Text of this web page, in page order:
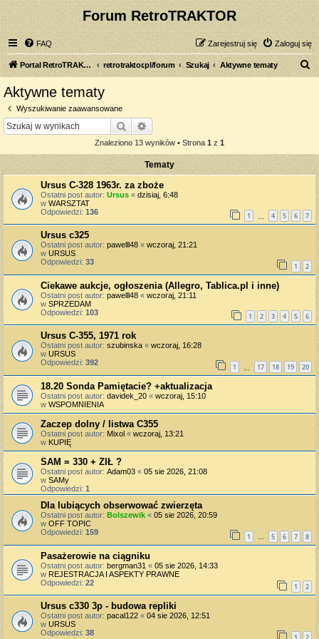
Forum RetroTRAKTOR
FAQ Zaloguj się
Zarejestruj się
Portal RetroTRAKTOR.pl retrotraktor.pl/forum Szukaj Aktywne tematy
Aktywne tematy
Wyszukiwanie zaawansowane
Szukaj
Znaleziono 13 wyników • Strona 1 z 1
Tematy
Ursus C-328 1963r. za zboże
Ostatni post autor: Ursus « dzisiaj, 6:48
w WARSZTAT
Odpowiedzi: 136 1 4 5 6 7
Ursus c325
Ostatni post autor: pawelll48 « wczoraj, 21:21
w URSUS
Odpowiedzi: 33 1 2
Ciekawe aukcje, ogłoszenia (Allegro, Tablica.pl i inne)
Ostatni post autor: pawelll48 « wczoraj, 21:11
w SPRZEDAM
Odpowiedzi: 103 1 2 3 4 5 6
Ursus C-355, 1971 rok
Ostatni post autor: szubinska « wczoraj, 16:28
w URSUS
Odpowiedzi: 392 1 17 18 19 20
18.20 Sonda Pamiętacie? +aktualizacja
Ostatni post autor: davidek_20 « wczoraj, 15:10
w WSPOMNIENIA
Zaczep dolny / listwa C355
Ostatni post autor: Mixol « wczoraj, 13:21
w KUPIĘ
SAM = 330 + ZIŁ ?
Ostatni post autor: Adam03 « 05 sie 2026, 21:08
w SAMy
Odpowiedzi: 1
Dla lubiących obserwować zwierzęta
Ostatni post autor: Bolszewik « 05 sie 2026, 20:59
w OFF TOPIC
Odpowiedzi: 159 1 … 5 6 7 8
Pasażerowie na ciągniku
Ostatni post autor: bergman31 « 05 sie 2026, 14:33
w REJESTRACJA I ASPEKTY PRAWNE
Odpowiedzi: 22 1 2
Ursus c330 3p - budowa repliki
Ostatni post autor: pacal122 « 04 sie 2026, 12:51
w URSUS
Odpowiedzi: 38